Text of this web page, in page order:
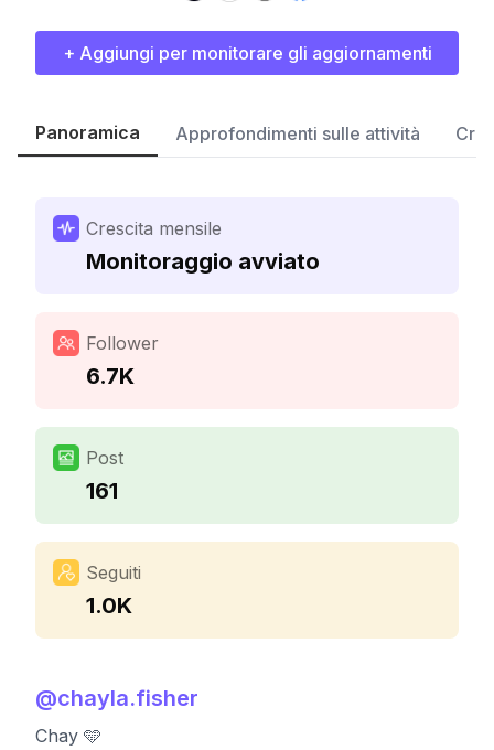
+ Aggiungi per monitorare gli aggiornamenti
Panoramica Approfondimenti sulle attività
Crescita mensile
Monitoraggio avviato
Follower
6.7K
Post
161
Seguiti
1.0K
@chayla.fisher
Chay 🩵